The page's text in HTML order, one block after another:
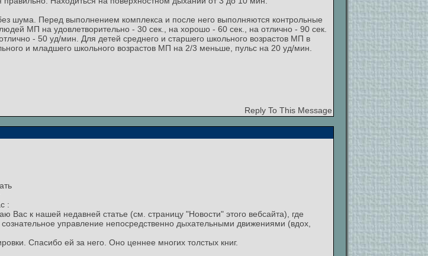
шума. Перед выполнением комплекса и после него выполняются контрольные
МП на удовлетворительно - 30 сек., на хорошо - 60 сек., на отлично - 90 сек.
- 50 уд/мин. Для детей среднего и старшего школьного возрастов МП в
и младшего школьного возрастов МП на 2/3 меньше, пульс на 20 уд/мин.
Reply To This Message
:
Вас к нашей недавней статье (см. страницу "Новости" этого вебсайта), где
управление непосредственно дыхательными движениями (вдох,
Спасибо ей за него. Оно ценнее многих толстых книг.